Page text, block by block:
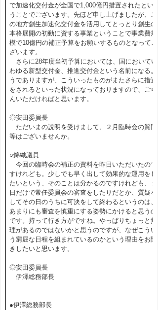
で加速化交付金が全国で1,000億円措置されたとい
うことでございます。先ほど申し上げましたが、こ
の地方創生加速化交付金を活用してとっとり創生の
本格展開の初動に資する事業ということで事業費規
模で10億円の補正予算をお願いするものとなってご
ざいます。
さらに28年度当初予算においては、国においてい
わゆる新型交付金、推進交付金という名前になるよ
うでありますが、こういったものがまたさらに措置
をされるといった状況になっておりますので、ごら
んいただければと思います。
◎安田委員長
ただいまの説明を受けまして、２月臨時会の質問
等はございませんか。
○錦織議員
今回の臨時会の補正の資料を昨日いただいたので
すけれども。少しでも早く出して効果的な運用をし
たいという、そのことは分かるのですけれども、１
日だけで常任委員会の審査をしたりだとか、質疑を
してその日のうちに可決をして終わるというのは、
あまりにも審査を慎重にする姿勢にかけると思うの
です。持って行き方がですね。やっぱりちょっと無
理があるのではないかと思うのですが、なぜこうい
う窮屈な日程を組まれているのかという理由をお聞
きしたいと思います。
◎安田委員長
伊澤総務部長
●伊澤総務部長